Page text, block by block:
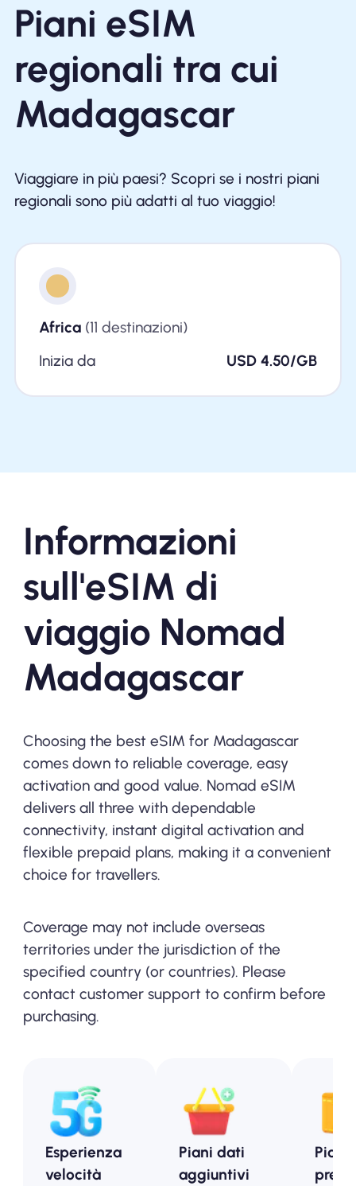
Piani eSIM
regionali tra cui
Madagascar
Viaggiare in più paesi? Scopri se i nostri piani
regionali sono più adatti al tuo viaggio!
Africa(11 destinazioni)
Inizia da
USD 4.50/GB
Informazioni
sull'eSIM di
viaggio Nomad
Madagascar
Choosing the best eSIM for Madagascar
comes down to reliable coverage, easy
activation and good value. Nomad eSIM
delivers all three with dependable
connectivity, instant digital activation and
flexible prepaid plans, making it a convenient
choice for travellers.
Coverage may not include overseas
territories under the jurisdiction of the
specified country (or countries). Please
contact customer support to confirm before
purchasing.
Esperienza
velocità
Piani dati
aggiuntivi
Piani